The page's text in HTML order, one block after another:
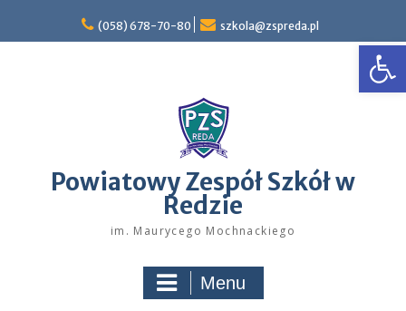
content
(058) 678-70-80 szkola@zspreda.pl
Powiatowy Zespół Szkół w
Redzie
im. Maurycego Mochnackiego
Menu